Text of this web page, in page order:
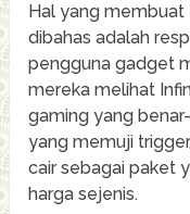
Hal yang membuat
dibahas adalah
pengguna gadget
mereka melihat
gaming yang
yang memuji
cair sebagai paket
harga sejenis.